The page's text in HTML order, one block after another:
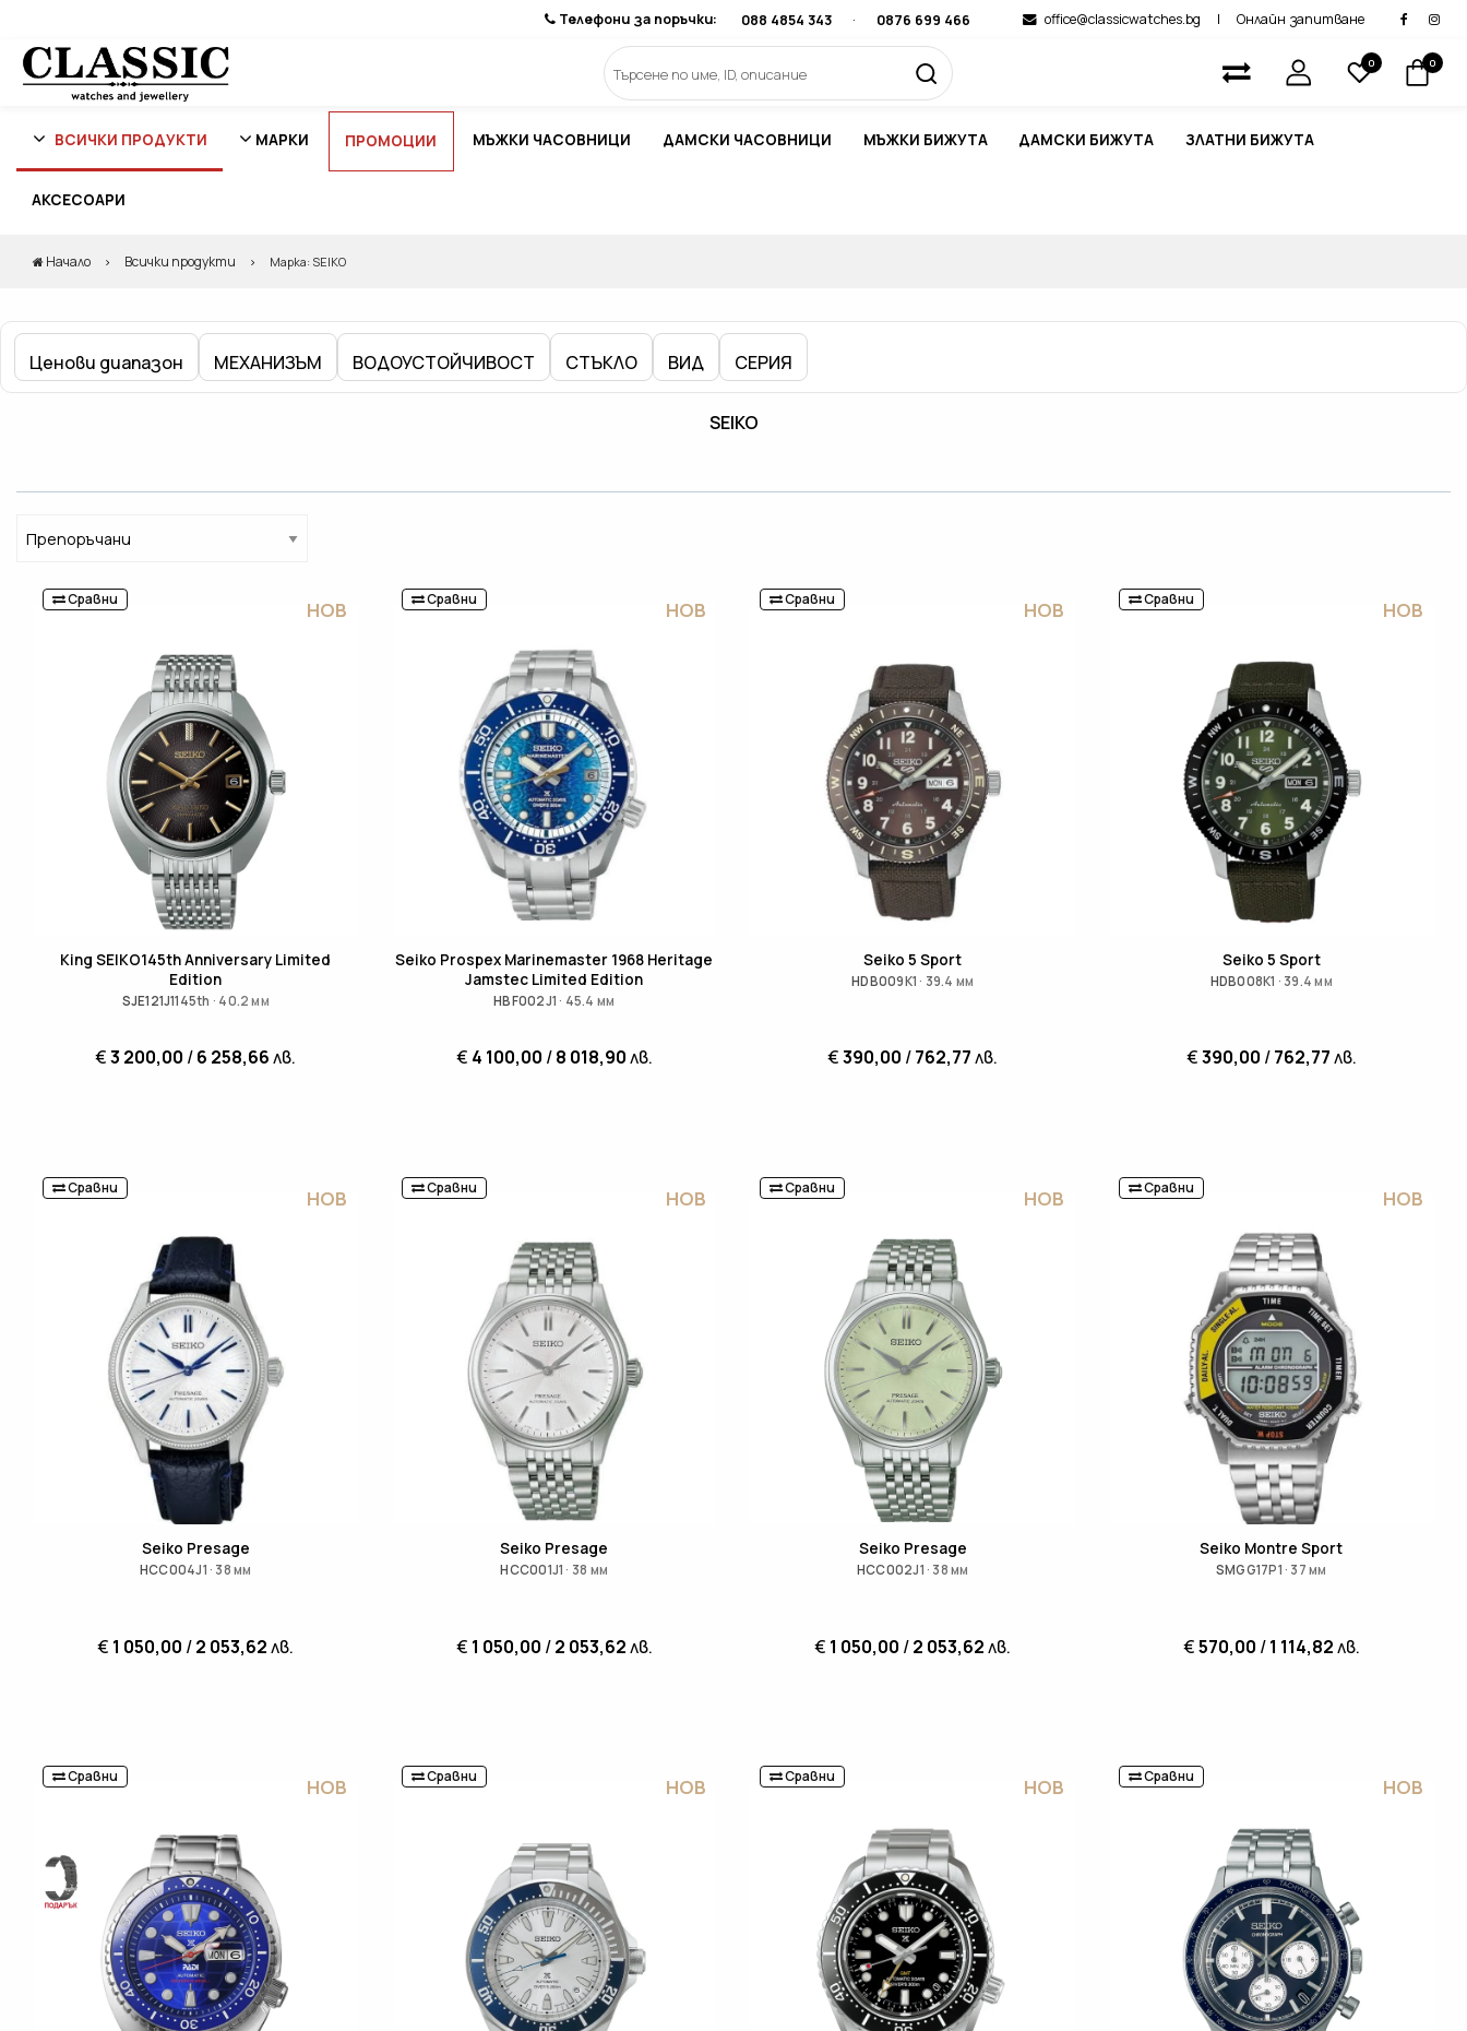
Телефони за поръчки: 088 4854 343 · 0876 699 466 office@classicwatches.bg | Онлайн запитване
0 0
ВСИЧКИ ПРОДУКТИ МАРКИ ПРОМОЦИИ МЪЖКИ ЧАСОВНИЦИ ДАМСКИ ЧАСОВНИЦИ МЪЖКИ БИЖУТА ДАМСКИ БИЖУТА ЗЛАТНИ БИЖУТА
АКСЕСОАРИ
Начало Всички продукти Марка: SEIKO
Ценови диапазон МЕХАНИЗЪМ ВОДОУСТОЙЧИВОСТ СТЪКЛО ВИД СЕРИЯ
SEIKO
Сравни НОВ
King SEIKO145th Anniversary Limited
Edition
SJE121J1145th · 40.2 мм
€3 200,00 /6 258,66лв.
Сравни НОВ
Seiko Prospex Marinemaster 1968 Heritage
Jamstec Limited Edition
HBF002J1 · 45.4 мм
€ 4 100,00 /8 018,90лв.
Сравни НОВ
Seiko 5 Sport
HDB009K1 · 39.4 мм
€390,00 /762,77лв.
Сравни НОВ
Seiko 5 Sport
HDB008K1 · 39.4 мм
€390,00 /762,77лв.
Сравни НОВ
Seiko Presage
HCC004J1 · 38 мм
€ 1 050,00 /2 053,62лв.
Сравни НОВ
Seiko Presage
HCC001J1 · 38 мм
€ 1 050,00 /2 053,62лв.
Сравни НОВ
Seiko Presage
HCC002J1 · 38 мм
€ 1 050,00 /2 053,62лв.
Сравни НОВ
Seiko Montre Sport
SMGG17P1 · 37 мм
€570,00 /1 114,82лв.
Сравни НОВ Сравни НОВ Сравни НОВ Сравни НОВ